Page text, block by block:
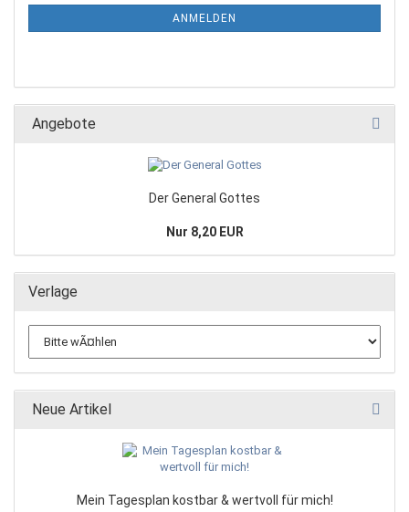
ANMELDEN
Angebote
Der General Gottes
Nur 8,20 EUR
Verlage
Neue Artikel
Mein Tagesplan kostbar & wertvoll für mich!